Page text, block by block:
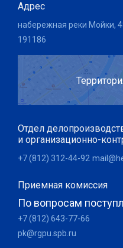
Адрес
набережная реки Мойки,
191186
Отдел
и организационно-
+7 (812) 312-44-92
Приемная комиссия
По вопросам
+7 (812) 643-77-66
pk@rgpu.spb.ru